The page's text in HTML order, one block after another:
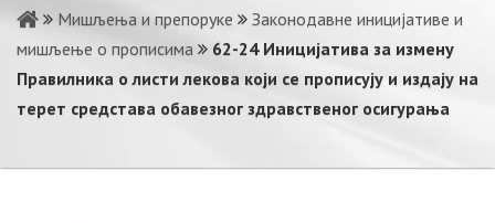
Мишљења и препоруке
Законодавне иницијативе и
мишљење о прописима
62-24 Иницијатива за измену
Правилника о листи лекова који се прописују и издају на
терет средстава обавезног здравственог осигурања